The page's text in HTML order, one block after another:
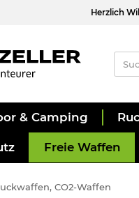
Herzlich
& Camping
Freie Waffen
CO2-Waffen